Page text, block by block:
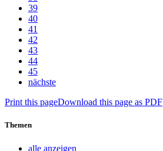
39
40
41
42
43
44
45
nächste
Print this pageDownload this page as PDF
Themen
alle anzeigen